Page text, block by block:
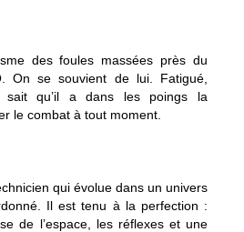
des foules massées près du
On se souvient de lui. Fatigué,
sait qu’il a dans les poings la
le combat à tout moment.
qui évolue dans un univers
Il est tenu à la perfection :
de l’espace, les réflexes et une